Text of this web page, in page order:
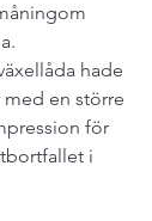
hade
en större
för
i